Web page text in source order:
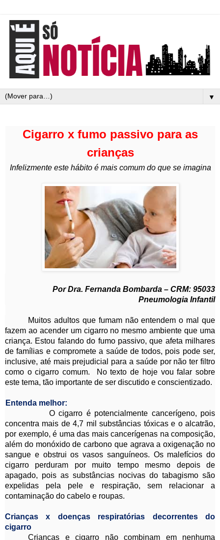
▼
Cigarro x fumo passivo para as
crianças
Infelizmente este hábito é mais comum do que se imagina
Por Dra. Fernanda Bombarda – CRM: 95033
Pneumologia Infantil
Muitos adultos que fumam não entendem o mal que
fazem ao acender um cigarro no mesmo ambiente que uma
criança. Estou falando do fumo passivo, que afeta milhares
de famílias e compromete a saúde de todos, pois pode ser,
inclusive, até mais prejudicial para a saúde por não ter filtro
como o cigarro comum. No texto de hoje vou falar sobre
este tema, tão importante de ser discutido e conscientizado.
Entenda melhor:
O cigarro é potencialmente cancerígeno, pois
concentra mais de 4,7 mil substâncias tóxicas e o alcatrão,
por exemplo, é uma das mais cancerígenas na composição,
além do monóxido de carbono que agrava a oxigenação no
sangue e obstrui os vasos sanguíneos. Os malefícios do
cigarro perduram por muito tempo mesmo depois de
apagado, pois as substâncias nocivas do tabagismo são
expelidas pela pele e respiração, sem relacionar a
contaminação do cabelo e roupas.
Crianças x doenças respiratórias decorrentes do
cigarro
Crianças e cigarro não combinam em nenhuma